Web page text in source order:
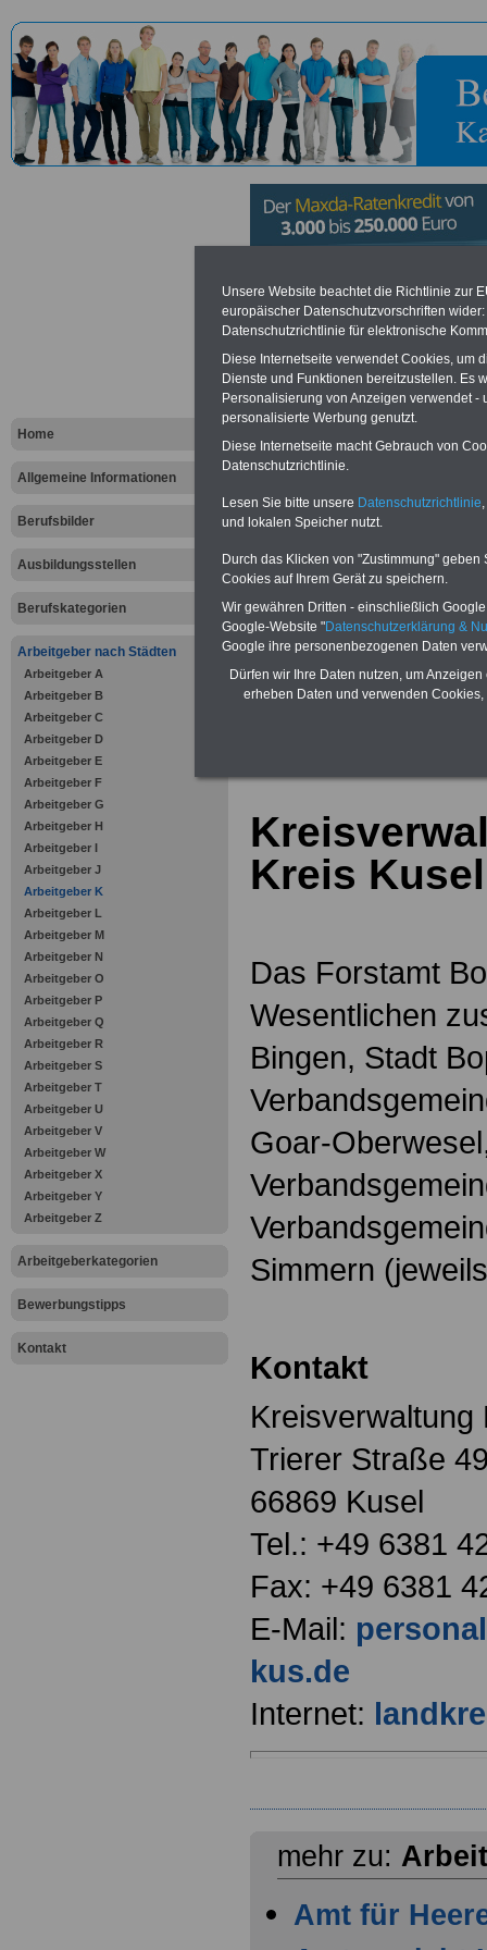
Home
Allgemeine Informationen
Berufsbilder
Ausbildungsstellen
Berufskategorien
Arbeitgeber nach Städten
Arbeitgeber A
Arbeitgeber B
Arbeitgeber C
Arbeitgeber D
Arbeitgeber E
Arbeitgeber F
Arbeitgeber G
Arbeitgeber H
Arbeitgeber I
Arbeitgeber J
Arbeitgeber K
Arbeitgeber L
Arbeitgeber M
Arbeitgeber N
Arbeitgeber O
Arbeitgeber P
Arbeitgeber Q
Arbeitgeber R
Arbeitgeber S
Arbeitgeber T
Arbeitgeber U
Arbeitgeber V
Arbeitgeber W
Arbeitgeber X
Arbeitgeber Y
Arbeitgeber Z
Arbeitgeberkategorien
Bewerbungstipps
Kontakt
Kreis Kusel
Vorteile für den öffentlichen
Vergleichen und sparen
Bausparen schon ab 16 Jahren
Berufsunfähigkeitsabsicherung
Online-Vergleich Gesetzliche
Krankenkassen
Krankenversicherung
zurück zur
Kreis Kusel
Das Forstamt
Wesentlichen
Bingen, Stadt
Goar-
Simmern
Kontakt
Kreisverwaltung
Trierer Straße
66869 Kusel
Tel.: +49 6381
Fax: +49 6381
E-Mail:
kus.de
Internet:
mehr zu:
Amt für
Unsere Website beachtet die Richtlinie zur
europäischer Datenschutzvorschriften
Datenschutzrichtlinie für elektronische
Diese Internetseite verwendet Cookies, um
Dienste und Funktionen bereitzustellen. Es
Personalisierung von Anzeigen verwendet
personalisierte Werbung genutzt.
Diese Internetseite macht Gebrauch von
Datenschutzrichtlinie.
Lesen Sie bitte unsere Datenschutzrichtlinie
und lokalen Speicher nutzt.
Durch das Klicken von "Zustimmung"
Cookies auf Ihrem Gerät zu speichern.
Wir gewähren Dritten - einschließlich
Google-Website "Datenschutzerklärung &
Google ihre personenbezogenen Daten
Dürfen wir Ihre Daten nutzen, um
erheben Daten und verwenden